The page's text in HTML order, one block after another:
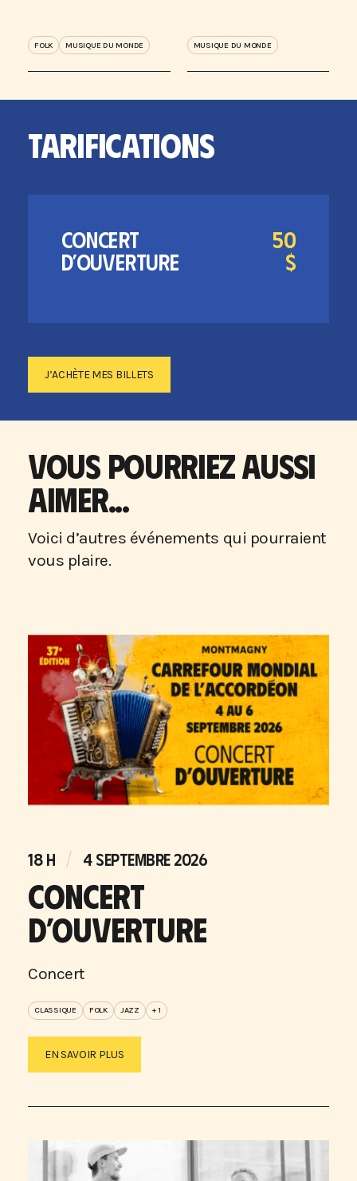
FOLK MUSIQUE DU MONDE MUSIQUE DU MONDE
TARIFICATIONS
CONCERT
D’OUVERTURE
50
$
J’ACHÈTE MES BILLETS
VOUS POURRIEZ AUSSI
AIMER...
Voici d’autres événements qui pourraient
vous plaire.
18 H 4 SEPTEMBRE 2026
CONCERT
D’OUVERTURE
Concert
CLASSIQUE FOLK JAZZ + 1
EN SAVOIR PLUS